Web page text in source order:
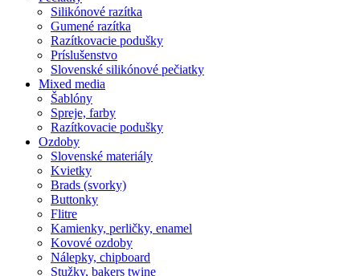
Silikónové razítka
Gumené razítka
Razítkovacie podušky
Príslušenstvo
Slovenské silikónové pečiatky
Mixed media
Šablóny
Spreje, farby
Razítkovacie podušky
Ozdoby
Slovenské materiály
Kvietky
Brads (svorky)
Buttonky
Flitre
Kamienky, perličky, enamel
Kovové ozdoby
Nálepky, chipboard
Stužky, bakers twine